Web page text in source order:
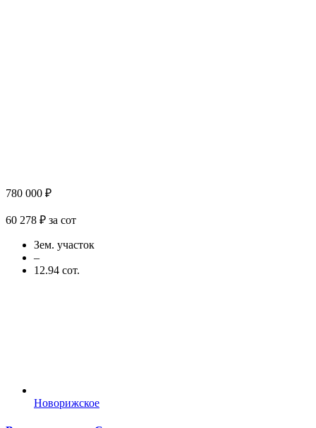
780 000 ₽
60 278 ₽ за сот
Зем. участок
–
12.94 сот.
Новорижское